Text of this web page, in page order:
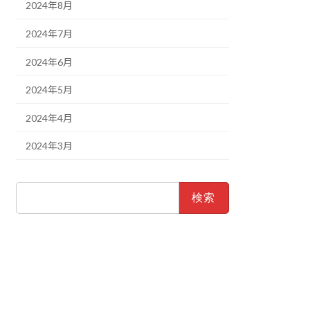
2024年8月
2024年7月
2024年6月
2024年5月
2024年4月
2024年3月